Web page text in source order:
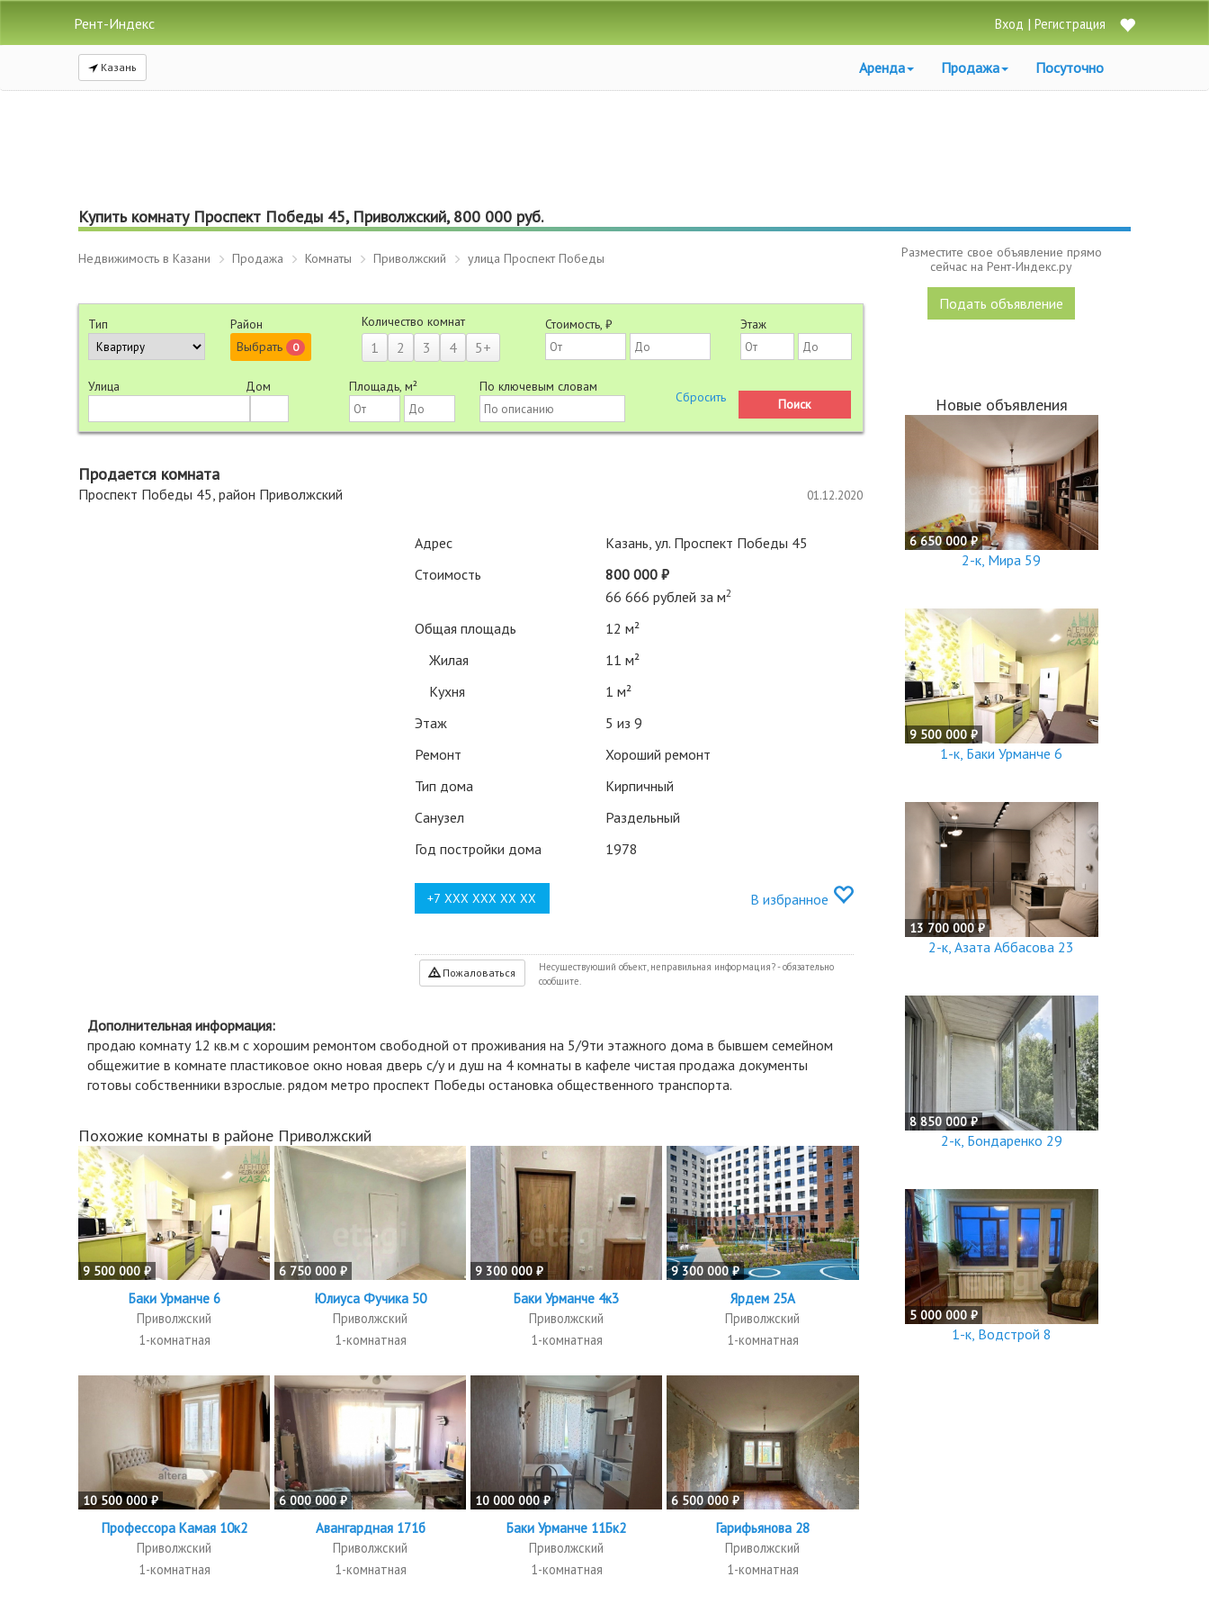
Рент-Индекс Вход | Регистрация
Казань Аренда Продажа Посуточно
Купить комнату Проспект Победы 45, Приволжский, 800 000 руб.
Недвижимость в Казани Продажа Комнаты Приволжский улица Проспект Победы
Тип
Район
Выбрать
0
Количество комнат
1 2 3 4 5+
Стоимость, ₽ Этаж
Улица Дом Площадь, м² По ключевым словам
Продается комната
Проспект Победы 45, район Приволжский 01.12.2020
Адрес
Казань, ул. Проспект Победы 45
Стоимость
800 000 ₽
66 666 рублей за м2
Общая площадь
12 м²
Жилая
11 м²
Кухня
1 м²
Этаж
5 из 9
Ремонт
Хороший ремонт
Тип дома
Кирпичный
Санузел
Раздельный
Год постройки дома
1978
В избранное
Пожаловаться
Несуществующий объект, неправильная информация? - обязательно
сообщите.
Дополнительная информация:
продаю комнату 12 кв.м с хорошим ремонтом свободной от проживания на 5/9ти этажного дома в бывшем семейном
общежитие в комнате пластиковое окно новая дверь с/у и душ на 4 комнаты в кафеле чистая продажа документы
готовы собственники взрослые. рядом метро проспект Победы остановка общественного транспорта.
Похожие комнаты в районе Приволжский
9 500 000 ₽
Баки Урманче 6
Приволжский
1-комнатная
6 750 000 ₽
Юлиуса Фучика 50
Приволжский
1-комнатная
9 300 000 ₽
Баки Урманче 4к3
Приволжский
1-комнатная
9 300 000 ₽
Ярдем 25А
Приволжский
1-комнатная
10 500 000 ₽
Профессора Камая 10к2
Приволжский
1-комнатная
6 000 000 ₽
Авангардная 171б
Приволжский
1-комнатная
10 000 000 ₽
Баки Урманче 11Бк2
Приволжский
1-комнатная
6 500 000 ₽
Гарифьянова 28
Приволжский
1-комнатная
Разместите свое объявление прямо
сейчас на Рент-Индекс.ру
Подать объявление
Новые объявления
6 650 000 ₽
2-к, Мира 59
9 500 000 ₽
1-к, Баки Урманче 6
13 700 000 ₽
2-к, Азата Аббасова 23
8 850 000 ₽
2-к, Бондаренко 29
5 000 000 ₽
1-к, Водстрой 8